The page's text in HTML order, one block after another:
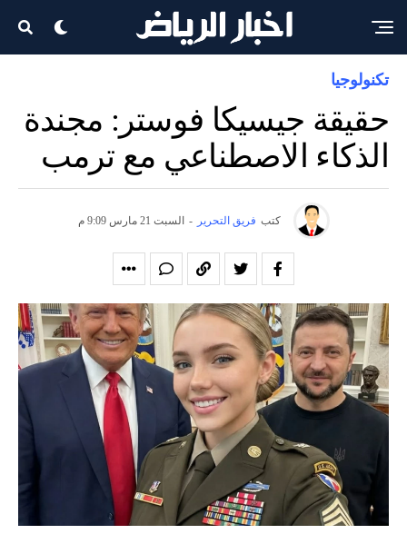
تكنولوجيا
حقيقة جيسيكا فوستر: مجندة
الذكاء الاصطناعي مع ترمب
كتب فريق التحرير - السبت 21 مارس 9:09 م